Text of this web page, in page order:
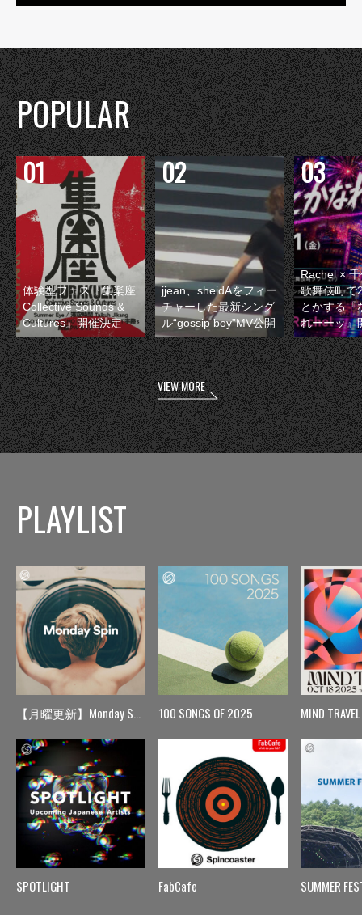
POPULAR
体験型フェス『集楽座
Collective Sounds &
Cultures』開催決定
jjean、sheidAをフィー
チャーした最新シング
ル“gossip boy”MV公開
Rachel ×
歌舞伎町で
とかする『
れーーッ』
VIEW MORE
PLAYLIST
【月曜更新】Monday Spin
SPOTLIGHT
100 SONGS OF 2025
FabCafe
MIND TRAVEL
SUMMER